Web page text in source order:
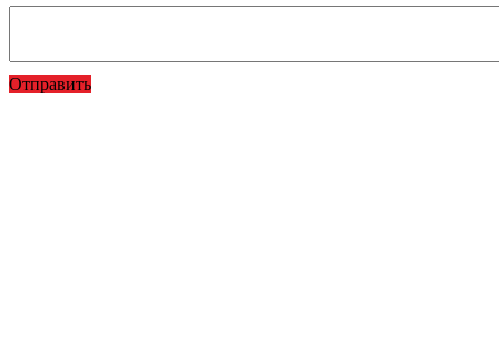
Отправить